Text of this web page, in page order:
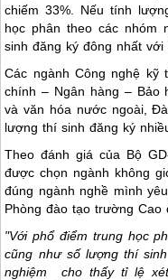
chiếm 33%. Nếu tính
học phân theo các nhóm
sinh đăng ký đông nhất với
Các ngành Công nghệ kỹ
chính – Ngân hàng – Bảo
và văn hóa nước ngoài,
lượng thí sinh đăng ký
Theo đánh giá của Bộ
được chọn ngành không
đúng ngành nghề mình
Phòng đào tạo trường Cao
"Với phổ điểm trung học
cũng như số lượng thí
nghiệm cho thấy tỉ lệ